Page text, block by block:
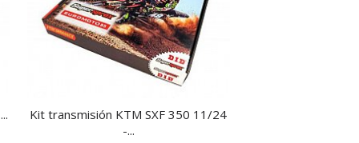
Kit transmisión KTM SXF 350 11/24
-...